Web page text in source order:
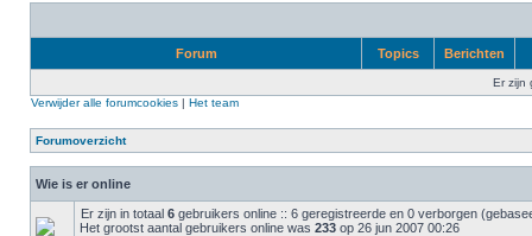
Forum Topics Berichten
Er zijn
Verwijder alle forumcookies | Het team
Forumoverzicht
Wie is er online
Er zijn in totaal 6 gebruikers online :: 6 geregistreerde en 0 verborgen
Het grootst aantal gebruikers online was 233 op 26 jun 2007 00:26